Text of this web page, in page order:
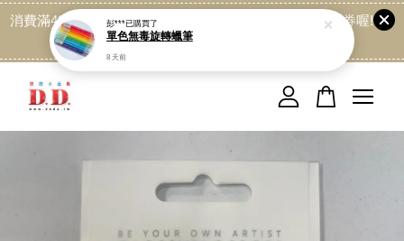
消費滿499免運喔, 記得加LINE:@dede168 領取專屬折扣券喔!
點我
您的購物車目前還是空的。
彭***已購買了
單色無毒旋轉蠟筆
8 天前